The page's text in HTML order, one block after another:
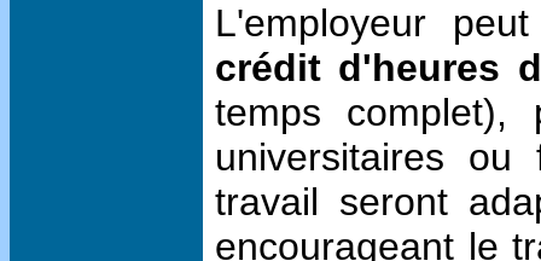
L'employeur
crédit d'heures
temps complet),
universitaires ou
travail seront
encourageant le